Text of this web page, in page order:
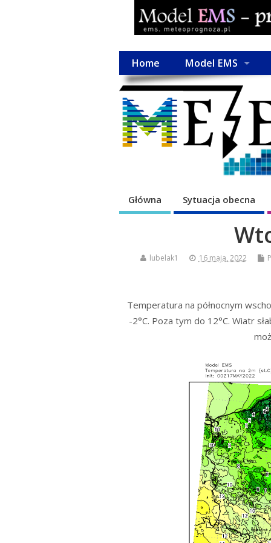
Home Model EMS
Główna Sytuacja obecna
lubelak1 16 maja, 2022
Temperatura na północnym
-2°C. Poza tym do 12°C. Wiatr